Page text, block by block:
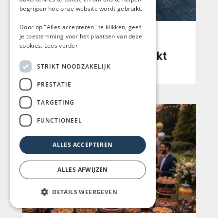
Borrel met hapjes op
kantoor die echt uitpakt
read more
begrijpen hoe onze website wordt gebruikt.
Door op "Alles accepteren" te klikken, geef
je toestemming voor het plaatsen van deze
cookies. Lees verder
STRIKT NOODZAKELIJK
PRESTATIE
TARGETING
FUNCTIONEEL
ALLES ACCEPTEREN
ALLES AFWIJZEN
DETAILS WEERGEVEN